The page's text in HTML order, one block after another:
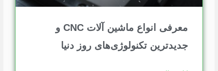
معرفی انواع ماشین آلات CNC و
جدیدترین تکنولوژی‌های روز دنیا